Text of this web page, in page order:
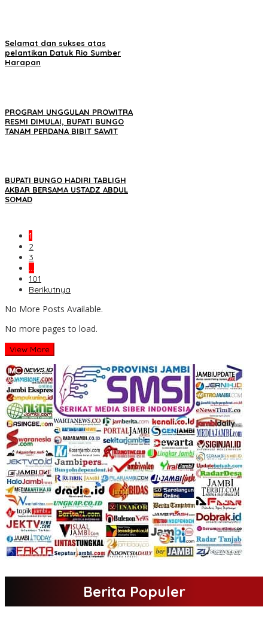
Selamat dan sukses atas
pelantikan Datuk Rio Sumber
Harapan
PROGRAM UNGGULAN PROWITRA
RESMI DIMULAI, BUPATI BUNGO
TANAM PERDANA BIBIT SAWIT
BUPATI BUNGO HADIRI TABLIGH
AKBAR BERSAMA USTADZ ABDUL
SOMAD
1
2
3
…
101
Berikutnya
No More Posts Available.
No more pages to load.
View More
Berita Populer